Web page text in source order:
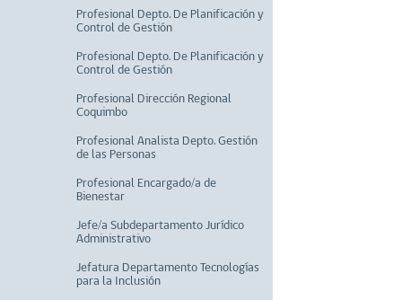
Profesional Depto. De Planificación y
Control de Gestión
Profesional Depto. De Planificación y
Control de Gestión
Profesional Dirección Regional
Coquimbo
Profesional Analista Depto. Gestión
de las Personas
Profesional Encargado/a de
Bienestar
Jefe/a Subdepartamento Jurídico
Administrativo
Jefatura Departamento Tecnologías
para la Inclusión